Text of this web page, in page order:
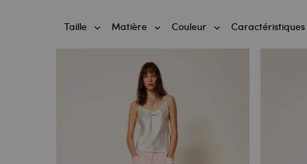
Taille Matière Couleur Caractéristiques